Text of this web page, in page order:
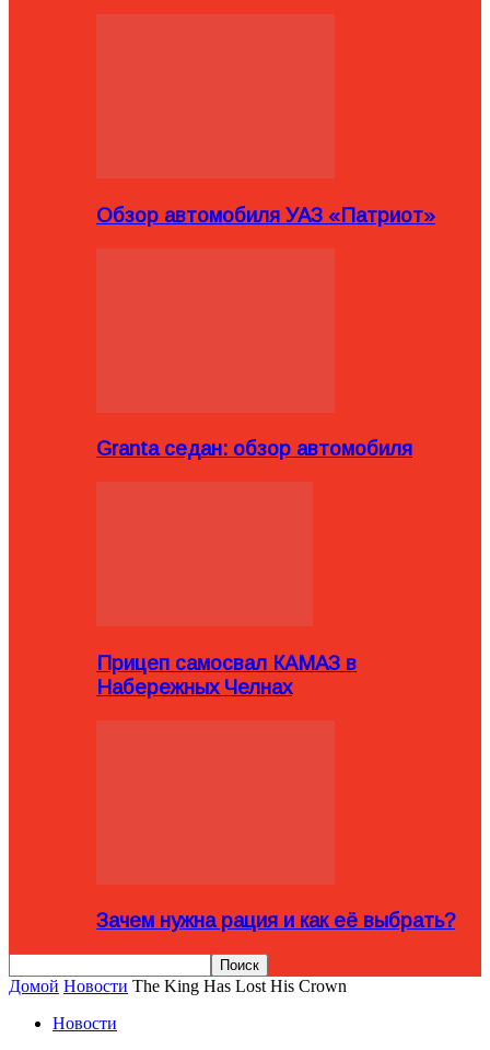
Обзор автомобиля УАЗ «Патриот»
Granta седан: обзор автомобиля
Прицеп самосвал КАМАЗ в
Набережных Челнах
Зачем нужна рация и как её выбрать?
Домой Новости The King Has Lost His Crown
Новости